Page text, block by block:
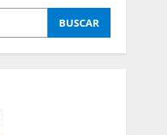
BUSCAR